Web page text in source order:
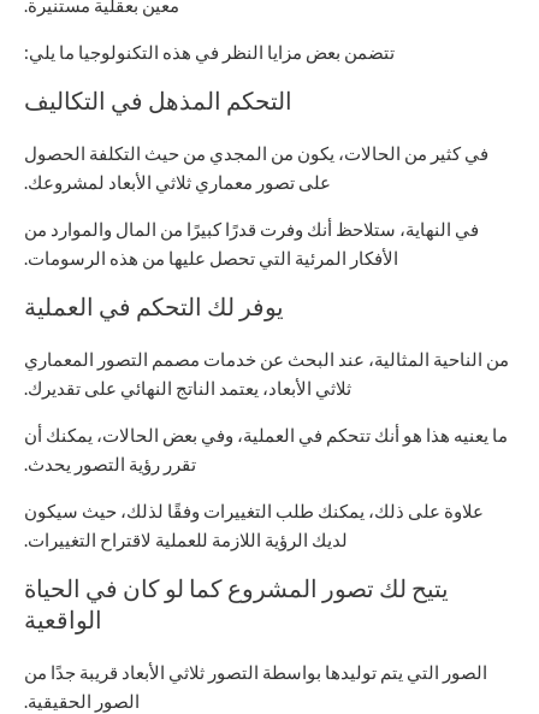
معين بعقلية مستنيرة.
تتضمن بعض مزايا النظر في هذه التكنولوجيا ما يلي:
التحكم المذهل في التكاليف
في كثير من الحالات، يكون من المجدي من حيث التكلفة الحصول
على تصور معماري ثلاثي الأبعاد لمشروعك.
في النهاية، ستلاحظ أنك وفرت قدرًا كبيرًا من المال والموارد من
الأفكار المرئية التي تحصل عليها من هذه الرسومات.
يوفر لك التحكم في العملية
من الناحية المثالية، عند البحث عن خدمات مصمم التصور المعماري
ثلاثي الأبعاد، يعتمد الناتج النهائي على تقديرك.
ما يعنيه هذا هو أنك تتحكم في العملية، وفي بعض الحالات، يمكنك أن
تقرر رؤية التصور يحدث.
علاوة على ذلك، يمكنك طلب التغييرات وفقًا لذلك، حيث سيكون
لديك الرؤية اللازمة للعملية لاقتراح التغييرات.
يتيح لك تصور المشروع كما لو كان في الحياة
الواقعية
الصور التي يتم توليدها بواسطة التصور ثلاثي الأبعاد قريبة جدًا من
الصور الحقيقية.